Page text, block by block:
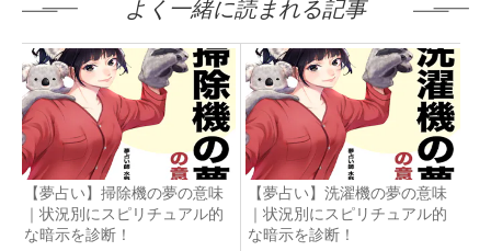
よく一緒に読まれる記事
【夢占い】掃除機の夢の意味
｜状況別にスピリチュアル的
な暗示を診断！
【夢占い】洗濯機の夢の意味
｜状況別にスピリチュアル的
な暗示を診断！